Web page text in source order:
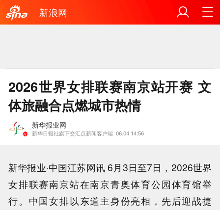
新浪网
2026世界女排联赛南京站开赛 文
体旅融合点燃城市热情
新华报业网
新华日报社旗下交汇点新闻客户端 06.04 14:56
新华报业·中国江苏网讯 6月3日至7日，2026世界
女排联赛南京站在南京青奥体育公园体育馆举
行。中国女排以东道主身份亮相，先后迎战捷